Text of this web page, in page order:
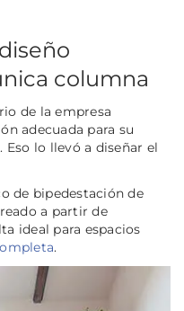
columna
de la empresa
adecuada para su
lo llevó a diseñar el
de bipedestación de
a partir de
ideal para espacios
.